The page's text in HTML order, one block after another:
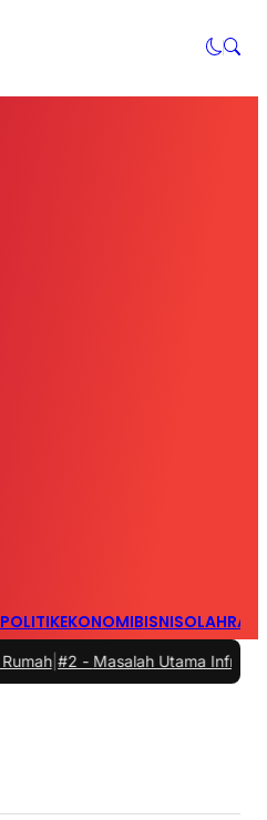
POLITIKEKONOMIBISNIS
#2 -Masalah Utama Infrastruktur